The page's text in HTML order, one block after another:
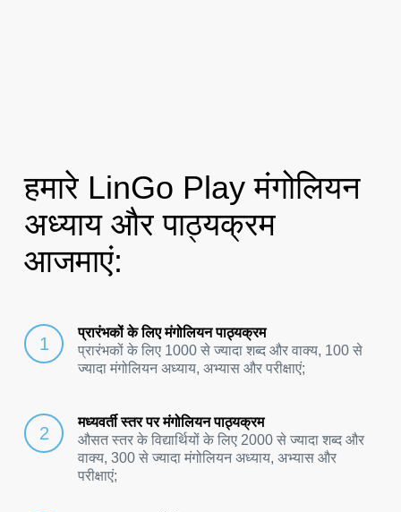
हमारे LinGo Play मंगोलियन
अध्याय और पाठ्यक्रम
आजमाएं:
प्रारंभकों के लिए मंगोलियन पाठ्यक्रम
प्रारंभकों के लिए 1000 से ज्यादा शब्द और वाक्य, 100 से
ज्यादा मंगोलियन अध्याय, अभ्यास और परीक्षाएं;
मध्यवर्ती स्तर पर मंगोलियन पाठ्यक्रम
औसत स्तर के विद्यार्थियों के लिए 2000 से ज्यादा शब्द और
वाक्य, 300 से ज्यादा मंगोलियन अध्याय, अभ्यास और
परीक्षाएं;